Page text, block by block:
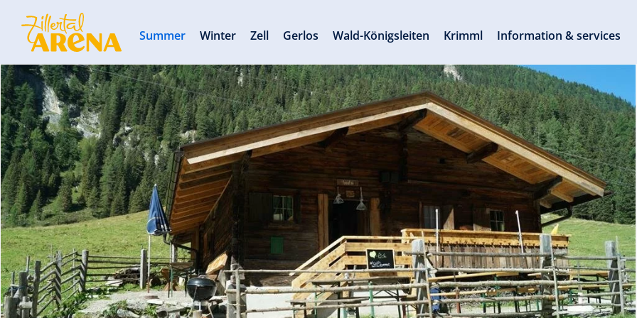
Summer Winter Zell Gerlos Wald-Königsleiten Krimml Information & services